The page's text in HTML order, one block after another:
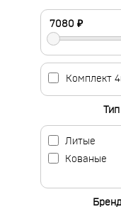
Комплект
Тип
Литые
Кованые